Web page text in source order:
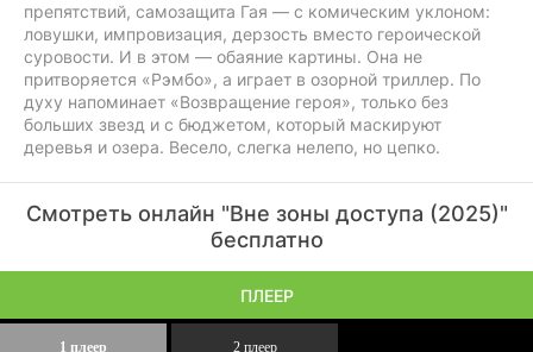
препятствий, самозащита Гая — с комическим уклоном:
ловушки, импровизация, дерзость вместо героической
суровости. И в этом — обаяние картины. Она не
притворяется «Рэмбо», а играет в озорной триллер. По
духу напоминает «Возвращение героя», только без
больших звезд и с бюджетом, который маскируют
деревья и озера. Весело, слегка нелепо, но цепко.
Смотреть онлайн "Вне зоны доступа (2025)"
бесплатно
ПЛЕЕР
1 плеер 2 плеер